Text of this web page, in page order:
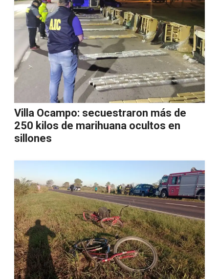
Villa Ocampo: secuestraron más de
250 kilos de marihuana ocultos en
sillones